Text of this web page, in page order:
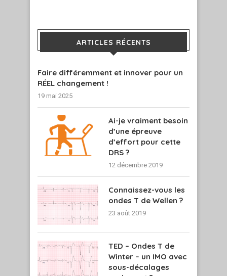
ARTICLES RÉCENTS
Faire différemment et innover pour un
RÉEL changement !
19 mai 2025
Ai-je vraiment besoin
d’une épreuve
d’effort pour cette
DRS ?
12 décembre 2019
Connaissez-vous les
ondes T de Wellen ?
23 août 2019
TED – Ondes T de
Winter – un IMO avec
sous-décalages